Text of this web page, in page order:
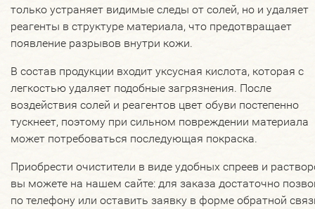
только устраняет видимые следы от солей, но и удаляет
реагенты в структуре материала, что предотвращает
появление разрывов внутри кожи.
В состав продукции входит уксусная кислота, которая с
легкостью удаляет подобные загрязнения. После
воздействия солей и реагентов цвет обуви постепенно
тускнеет, поэтому при сильном повреждении материала
может потребоваться последующая покраска.
Приобрести очистители в виде удобных спреев и
вы можете на нашем сайте: для заказа достаточно
по телефону или оставить заявку в форме обратной